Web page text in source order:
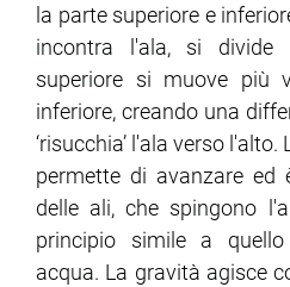
la parte superiore e
incontra l'ala, si divide
superiore si muove più
inferiore, creando una
‘risucchia’ l'ala verso
permette di avanzare ed
delle ali, che spingono
principio simile a
acqua. La gravità agisce